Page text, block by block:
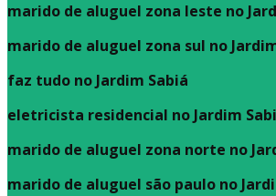
marido de aluguel zona leste no
marido de aluguel zona sul no
faz tudo no Jardim Sabiá
eletricista residencial no Jardim
marido de aluguel zona norte no
marido de aluguel são paulo no